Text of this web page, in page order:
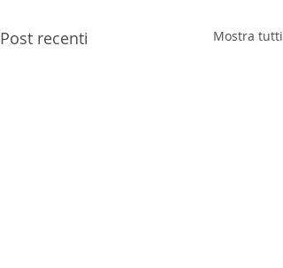
Post recenti Mostra tutti